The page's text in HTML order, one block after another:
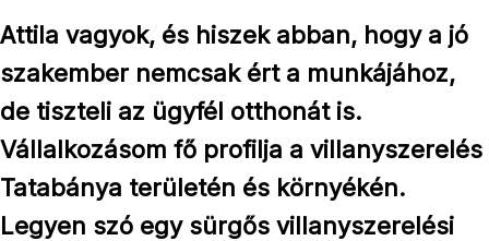
Attila vagyok, és hiszek abban, hogy a jó
szakember nemcsak ért a munkájához,
de tiszteli az ügyfél otthonát is.
Vállalkozásom fő profilja a villanyszerelés
Tatabánya területén és környékén.
Legyen szó egy sürgős villanyszerelési